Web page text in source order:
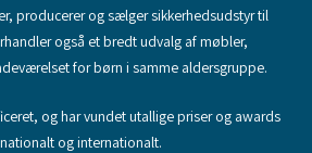
producerer og sælger sikkerhedsudstyr til
også et bredt udvalg af møbler,
for børn i samme aldersgruppe.
og har vundet utallige priser og awards
og internationalt.